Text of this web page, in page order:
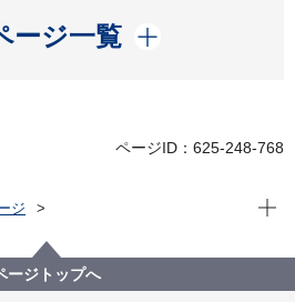
ージ一覧
開く
ページID：625-248-768
ジ
トの偽サイトにご注意ください
現在
ージトップへ